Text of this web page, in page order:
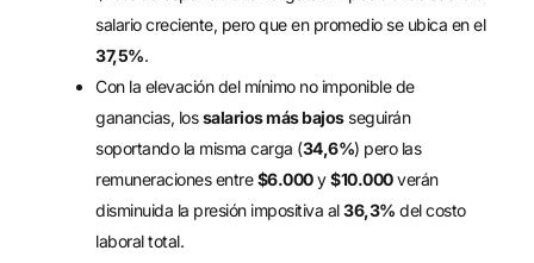
salario creciente, pero que en promedio se ubica en el
37,5%.
Con la elevación del mínimo no imponible de
ganancias, lossalarios más bajosseguirán
soportando la misma carga (34,6%) pero las
remuneraciones entre$6.000y$10.000verán
disminuida la presión impositiva al36,3% del costo
laboral total.